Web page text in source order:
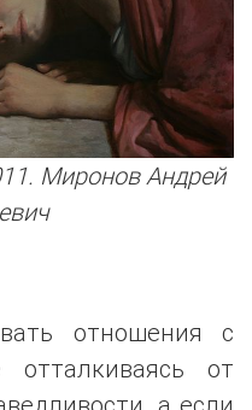
Миронов Андрей
отношения с
от